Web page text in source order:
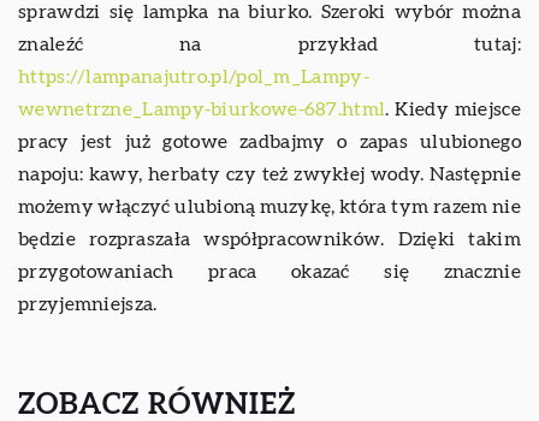
sprawdzi się lampka na biurko. Szeroki wybór można
znaleźć na przykład tutaj:
https://lampanajutro.pl/pol_m_Lampy-
wewnetrzne_Lampy-biurkowe-687.html. Kiedy miejsce
pracy jest już gotowe zadbajmy o zapas ulubionego
napoju: kawy, herbaty czy też zwykłej wody. Następnie
możemy włączyć ulubioną muzykę, która tym razem nie
będzie rozpraszała współpracowników. Dzięki takim
przygotowaniach praca okazać się znacznie
przyjemniejsza.
ZOBACZ RÓWNIEŻ